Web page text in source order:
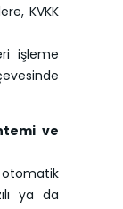
KVKK
işleme
ve
ya da